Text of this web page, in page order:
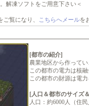
解凍ソフトをご用意下さい＜
ご覧になり、 こちらへメールを
[都市の紹介]
農業地区から作ってい
この都市の電力は核融
この都市の財源は電
[人口＆都市のサイズ
人口：約6000人（住